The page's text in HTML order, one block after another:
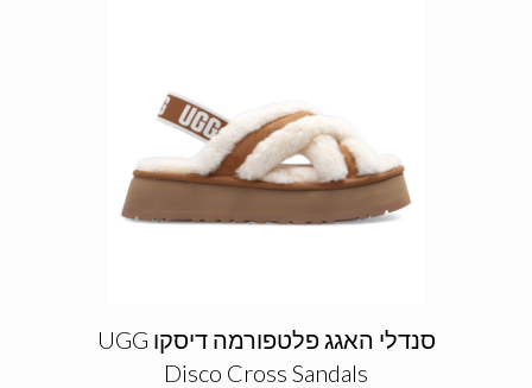
סנדלי האגג פלטפורמה דיסקו UGG
Disco Cross Sandals